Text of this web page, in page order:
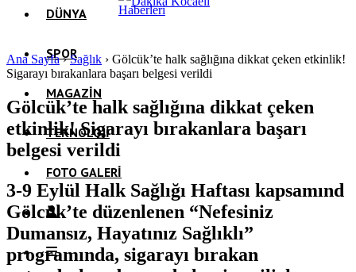
DÜNYA
SPOR
MAGAZIN
TEKNOLOJI
FOTO GALERI
Ana Sayfa›Sağlık › Gölcük’te halk sağlığına dikkat çeken etkinlik!
Sigarayı bırakanlara başarı belgesi verildi
Gölcük’te halk sağlığına dikkat çeken
etkinlik! Sigarayı bırakanlara başarı
belgesi verildi
3-9 Eylül Halk Sağlığı Haftası kapsamınd
Gölcük’te düzenlenen “Nefesiniz
Dumansız, Hayatınız Sağlıklı”
programında, sigarayı bırakan